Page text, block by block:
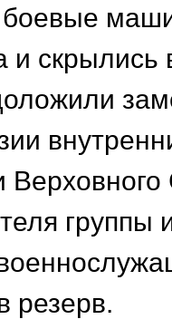
боевые
и скрылись
Верховного
группы
резерв.